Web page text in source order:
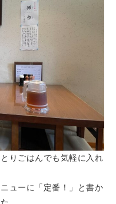
りごはんでも気軽に入れ
ューに「定番！」と書か